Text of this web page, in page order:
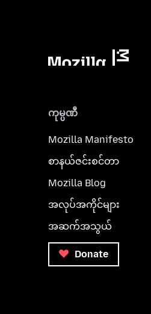
ကုမ္ပဏီ
Mozilla Manifesto
စာနယ်ဇင်းစင်တာ
Mozilla Blog
အလုပ်အကိုင်များ
အဆက်အသွယ်
Donate